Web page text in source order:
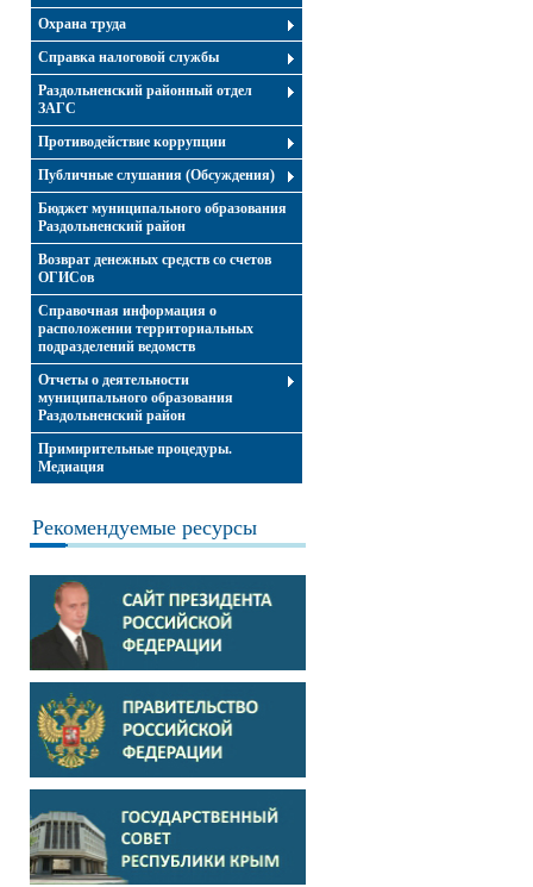
Охрана труда
Справка налоговой службы
Раздольненский районный отдел
ЗАГС
Противодействие коррупции
Публичные слушания (Обсуждения)
Бюджет муниципального образования
Раздольненский район
Возврат денежных средств со счетов
ОГИСов
Справочная информация о
расположении территориальных
подразделений ведомств
Отчеты о деятельности
муниципального образования
Раздольненский район
Примирительные процедуры.
Медиация
Рекомендуемые ресурсы